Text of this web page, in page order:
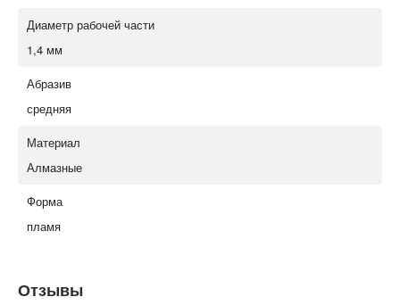
Диаметр рабочей части
1,4 мм
Абразив
средняя
Материал
Алмазные
Форма
пламя
Отзывы